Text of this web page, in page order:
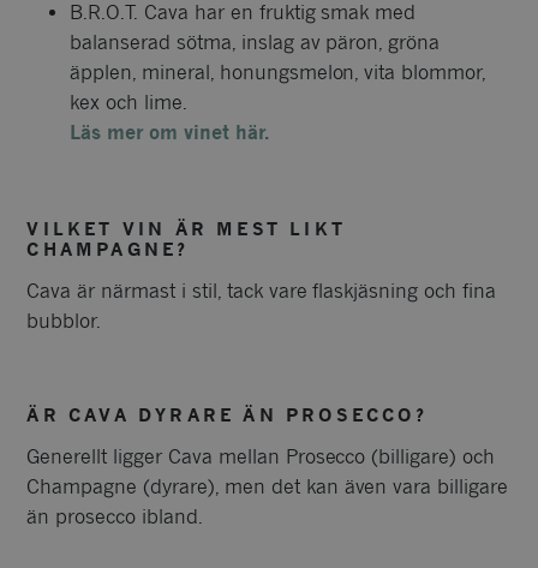
B.R.O.T. Cava har en fruktig smak med
balanserad sötma, inslag av päron, gröna
äpplen, mineral, honungsmelon, vita blommor,
kex och lime.
Läs mer om vinet här.
VILKET VIN ÄR MEST LIKT
CHAMPAGNE?
Cava är närmast i stil, tack vare flaskjäsning och fina
bubblor.
ÄR CAVA DYRARE ÄN PROSECCO?
Generellt ligger Cava mellan Prosecco (billigare) och
Champagne (dyrare), men det kan även vara billigare
än prosecco ibland.